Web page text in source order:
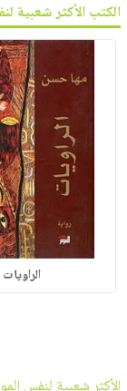
الكتب الأكثر شعبية
الراويات